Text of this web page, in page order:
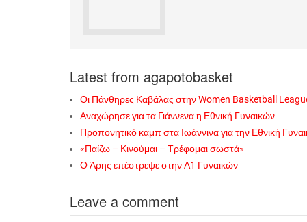
Latest from agapotobasket
Οι Πάνθηρες Καβάλας στην Women Basketball
Αναχώρησε για τα Γιάννενα η Εθνική Γυναικών
Προπονητικό καμπ στα Ιωάννινα για την Εθνική
«Παίζω – Κινούμαι – Τρέφομαι σωστά»
Ο Άρης επέστρεψε στην Α1 Γυναικών
Leave a comment